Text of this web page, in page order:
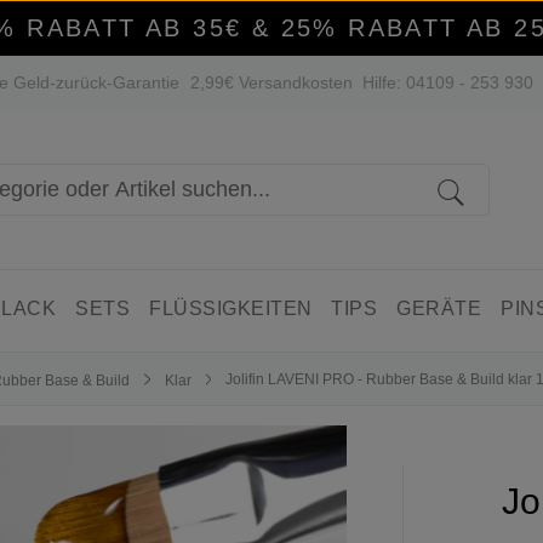
RABATT AB 35€ & 25% RABATT AB
Geld-zurück-Garantie 2,99€ Versandkosten Hilfe: 04109 - 253 930
SETS FLÜSSIGKEITEN TIPS GERÄTE
Base & Build Klar Jolifin LAVENI PRO - Rubber Base & Build klar